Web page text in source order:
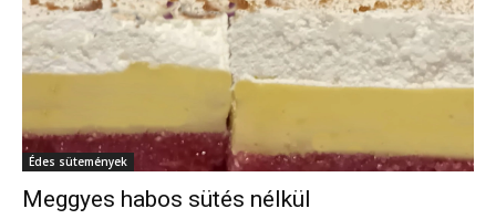
Édes sütemények
Meggyes habos sütés nélkül